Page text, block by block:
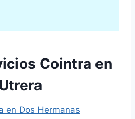
Cointra en
en Dos Hermanas